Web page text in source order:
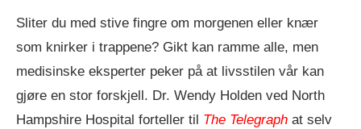
Sliter du med stive fingre om morgenen eller knær
som knirker i trappene? Gikt kan ramme alle, men
medisinske eksperter peker på at livsstilen vår kan
gjøre en stor forskjell. Dr. Wendy Holden ved North
Hampshire Hospital forteller til The Telegraph at selv